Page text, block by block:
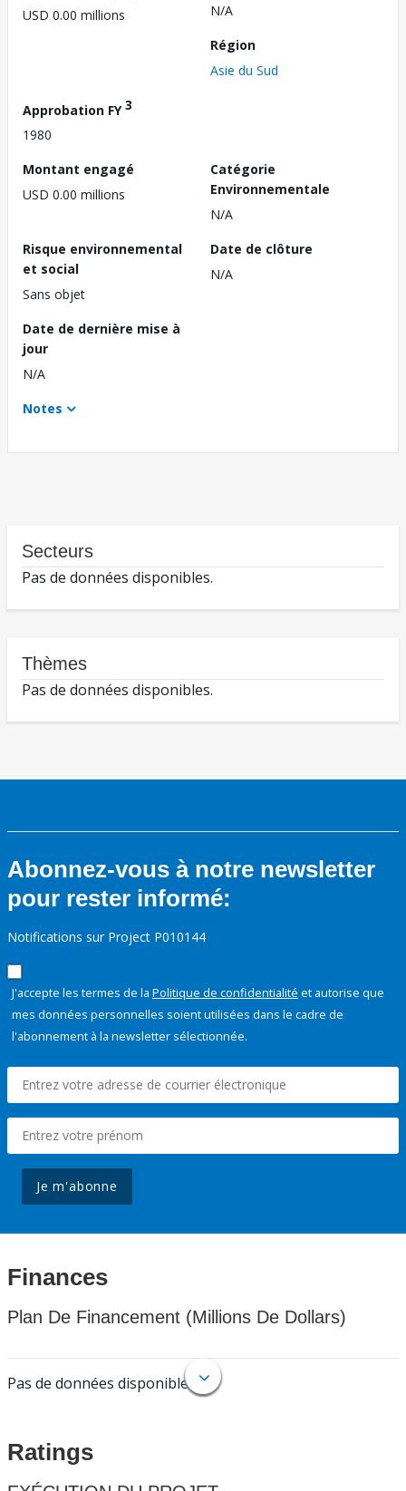
USD 0.00 millions
N/A
Région
Asie du Sud
Approbation FY3
1980
Montant engagé
USD 0.00 millions
Catégorie
Environnementale
N/A
Risque environnemental
et social
Sans objet
Date de clôture
N/A
Date de dernière mise à
jour
N/A
Notes
Secteurs
Pas de données disponibles.
Thèmes
Pas de données disponibles.
Abonnez-vous à notre newsletter
pour rester informé:
Notifications sur Project P010144
J'accepte les termes de la Politique de confidentialité et autorise que
mes données personnelles soient utilisées dans le cadre de
l'abonnement à la newsletter sélectionnée.
Je m'abonne
Finances
Plan De Financement (Millions De Dollars)
Pas de données disponibles.
Ratings